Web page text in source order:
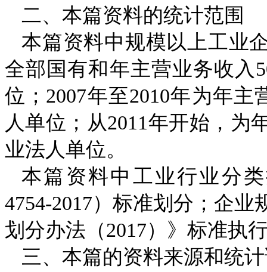
二、本篇资料的统计范围
本篇资料中规模以上工业
全部国有和年主营业务收入
位； 2007年至2010年为年主
人单位；从2011年开始，为
业法人单位。
本篇资料中工业行业分
4754-2017）标准划分；企业
划分办法（2017）》标准执
三、本篇的资料来源和统